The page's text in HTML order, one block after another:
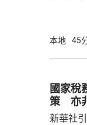
有，難
智英案
為捍衛
本地 45
國家稅
策 亦
新華社